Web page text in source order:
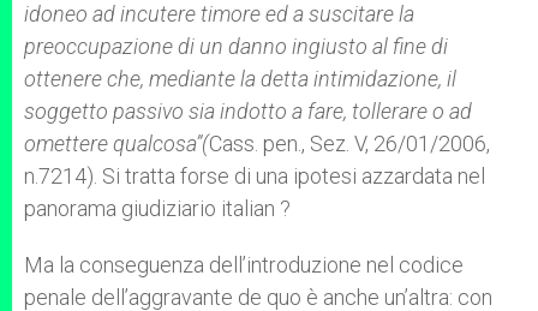
idoneo ad incutere timore ed a suscitare la
preoccupazione di un danno ingiusto al fine di
ottenere che, mediante la detta intimidazione, il
soggetto passivo sia indotto a fare, tollerare o ad
omettere qualcosa”(Cass. pen., Sez. V, 26/01/2006,
n.7214). Si tratta forse di una ipotesi azzardata nel
panorama giudiziario italian ?
Ma la conseguenza dell’introduzione nel codice
penale dell’aggravante de quo è anche un’altra: con